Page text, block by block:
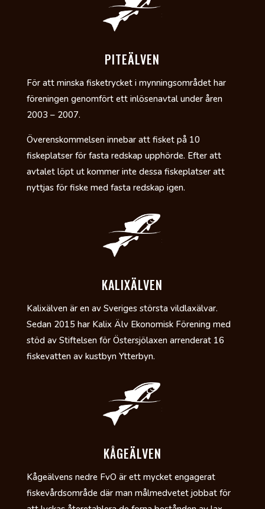
PITEÄLVEN
För att minska fisketrycket i mynningsområdet har
föreningen genomfört ett inlösenavtal under åren
2003 – 2007.
Överenskommelsen innebar att fisket på 10
fiskeplatser för fasta redskap upphörde. Efter att
avtalet löpt ut kommer inte dessa fiskeplatser att
nyttjas för fiske med fasta redskap igen.
KALIXÄLVEN
Kalixälven är en av Sveriges största vildlaxälvar.
Sedan 2015 har Kalix Älv Ekonomisk Förening med
stöd av Stiftelsen för Östersjölaxen arrenderat 16
fiskevatten av kustbyn Ytterbyn.
KÅGEÄLVEN
Kågeälvens nedre FvO är ett mycket engagerat
fiskevårdsområde där man målmedvetet jobbat för